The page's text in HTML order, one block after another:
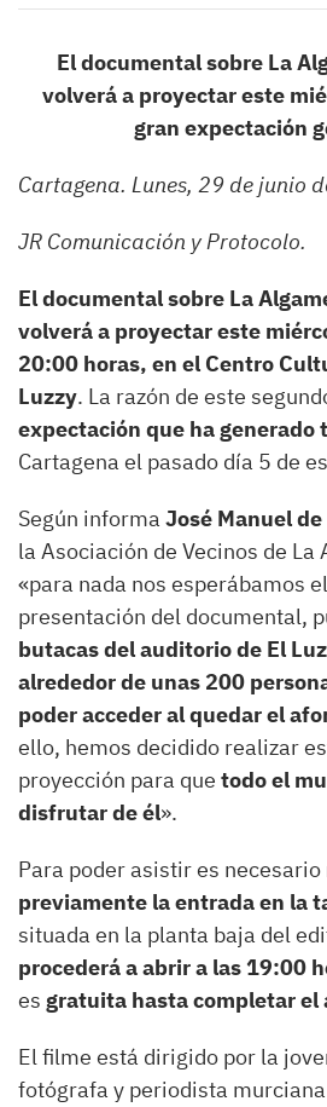
El documental sobre La
volverá a proyectar este
gran expectación
Cartagena. Lunes, 29 de junio
JR Comunicación y Protocolo.
El documental sobre La
volverá a proyectar este
20:00 horas, en el Centro
Luzzy. La razón de este
expectación que ha generado
Cartagena el pasado día 5 de
Según informa José Manuel de
la Asociación de Vecinos de La
«para nada nos esperábamos
presentación del documental,
butacas del auditorio de El
alrededor de unas 200
poder acceder al quedar el
ello, hemos decidido realizar
proyección para que todo el
disfrutar de él».
Para poder asistir es necesario
previamente la entrada en la
situada en la planta baja del
procederá a abrir a las 19:00
es gratuita hasta completar el
El filme está dirigido por la
fotógrafa y periodista murciana